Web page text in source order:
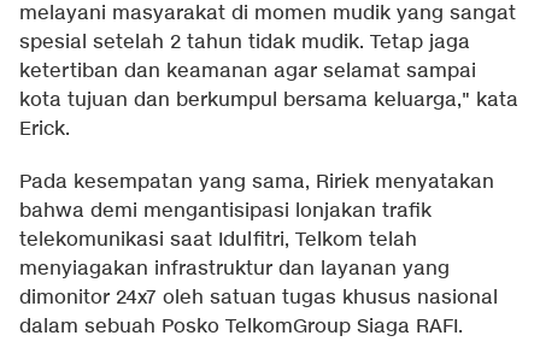
melayani masyarakat di momen mudik yang sangat
spesial setelah 2 tahun tidak mudik. Tetap jaga
ketertiban dan keamanan agar selamat sampai
kota tujuan dan berkumpul bersama keluarga," kata
Erick.
Pada kesempatan yang sama, Ririek menyatakan
bahwa demi mengantisipasi lonjakan trafik
telekomunikasi saat Idulfitri, Telkom telah
menyiagakan infrastruktur dan layanan yang
dimonitor 24x7 oleh satuan tugas khusus nasional
dalam sebuah Posko TelkomGroup Siaga RAFI.